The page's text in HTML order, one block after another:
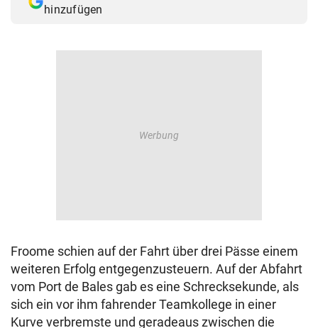
hinzufügen
Froome schien auf der Fahrt über drei Pässe einem
weiteren Erfolg entgegenzusteuern. Auf der Abfahrt
vom Port de Bales gab es eine Schrecksekunde, als
sich ein vor ihm fahrender Teamkollege in einer
Kurve verbremste und geradeaus zwischen die